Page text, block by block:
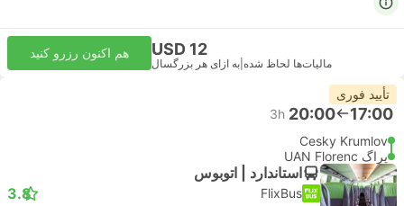
USD 12
مالیات‌ها لحاظ شده به ازای هر بزرگسال
هم اکنون رزرو کنید
تأیید فوری
17:00
20:00
3h
Cesky Krumlov
پراگ UAN Florenc
استاندارد | اتوبوس
FlixBus
3.8